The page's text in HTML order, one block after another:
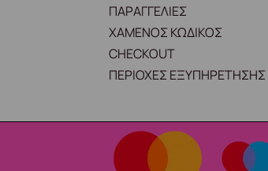
ΠΑΡΑΓΓΕΛΙΕΣ
ΧΑΜΕΝΟΣ ΚΩΔΙΚΟΣ
CHECKOUT
ΠΕΡΙΟΧΕΣ ΕΞΥΠΗΡΕΤΗΣΗΣ